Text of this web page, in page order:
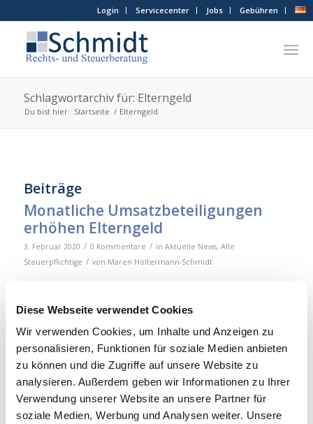
Diese Webseite verwendet Cookies
Wir verwenden Cookies, um Inhalte und Anzeigen zu
personalisieren, Funktionen für soziale Medien anbieten
zu können und die Zugriffe auf unsere Website zu
analysieren. Außerdem geben wir Informationen zu Ihrer
Verwendung unserer Website an unsere Partner für
soziale Medien, Werbung und Analysen weiter. Unsere
Login Servicecenter Jobs Gebühren
Schlagwortarchiv für: Elterngeld
Du bist hier: Startseite / Elterngeld
Beiträge
Monatliche Umsatzbeteiligungen
erhöhen Elterngeld
3. Februar 2020 / 0 Kommentare / in Aktuelle News, Alle
Steuerpflichtige / von Maren Holtermann-Schmidt
Elterngeld. Das hat das Landessozialgericht
Niedersachsen-Bremen bei einer angestellten
Zahnärztin entschieden…
WEITERLESEN